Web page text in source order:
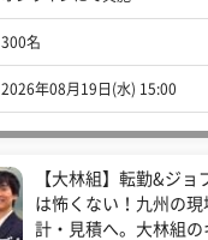
300名
2026年08月19日(水) 15:00
【大林組】転勤&ジョ
は怖くない！九州の現
計・見積へ。大林組の